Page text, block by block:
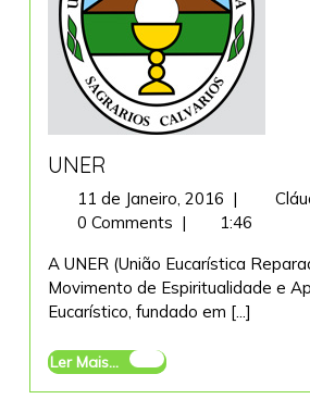
UNER
11 de Janeiro, 2016 11
de
2016
|
0 Comments |
1:46
A UNER (União Eucarística
Movimento de Espiritualidade e
Eucarístico, fundado em [...]
Ler Mais... Ler